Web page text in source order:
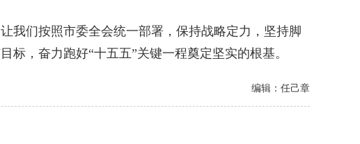
们按照市委全会统一部署，保持战略定力，坚持脚
，奋力跑好“十五五”关键一程奠定坚实的根基。
编辑：任己章